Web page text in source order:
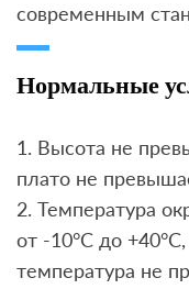
современным
Нормальные
1. Высота не
плато не
2. Температура
от -10°C до
температура не